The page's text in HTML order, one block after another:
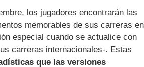
los jugadores encontrarán las
memorables de sus carreras en
especial cuando se actualice con
carreras internacionales-. Estas
que las versiones